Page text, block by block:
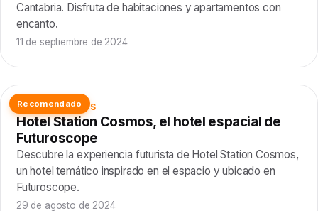
Cantabria. Disfruta de habitaciones y apartamentos con
encanto.
11 de septiembre de 2024
Recomendado
ALOJAMIENTOS
Hotel Station Cosmos, el hotel espacial de
Futuroscope
Descubre la experiencia futurista de Hotel Station Cosmos,
un hotel temático inspirado en el espacio y ubicado en
Futuroscope.
29 de agosto de 2024